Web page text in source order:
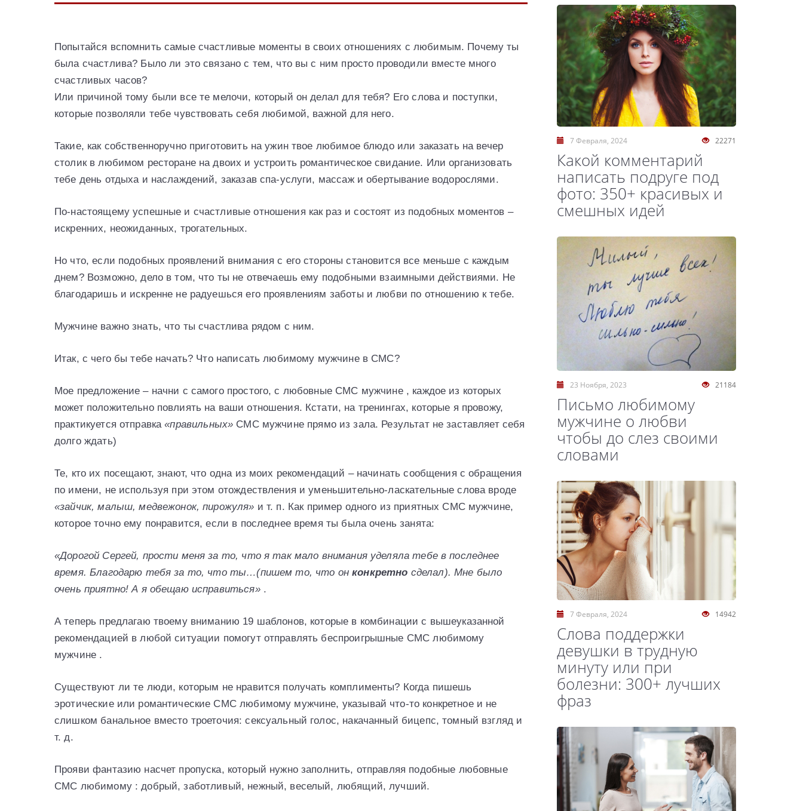
Попытайся вспомнить самые счастливые моменты в своих отношениях с любимым. Почему ты
была счастлива? Было ли это связано с тем, что вы с ним просто проводили вместе много
счастливых часов?
Или причиной тому были все те мелочи, который он делал для тебя? Его слова и поступки,
которые позволяли тебе чувствовать себя любимой, важной для него.
Такие, как собственноручно приготовить на ужин твое любимое блюдо или заказать на вечер
столик в любимом ресторане на двоих и устроить романтическое свидание. Или организовать
тебе день отдыха и наслаждений, заказав спа-услуги, массаж и обертывание водорослями.
По-настоящему успешные и счастливые отношения как раз и состоят из подобных моментов –
искренних, неожиданных, трогательных.
Но что, если подобных проявлений внимания с его стороны становится все меньше с каждым
днем? Возможно, дело в том, что ты не отвечаешь ему подобными взаимными действиями. Не
благодаришь и искренне не радуешься его проявлениям заботы и любви по отношению к тебе.
Мужчине важно знать, что ты счастлива рядом с ним.
Итак, с чего бы тебе начать? Что написать любимому мужчине в СМС?
Мое предложение – начни с самого простого, с любовные СМС мужчине , каждое из которых
может положительно повлиять на ваши отношения. Кстати, на тренингах, которые я провожу,
практикуется отправка«правильных» СМС мужчине прямо из зала. Результат не заставляет себя
долго ждать)
Те, кто их посещают, знают, что одна из моих рекомендаций – начинать сообщения с обращения
по имени, не используя при этом отождествления и уменьшительно-ласкательные слова вроде
«зайчик, малыш, медвежонок, пирожуля» и т. п. Как пример одного из приятных СМС мужчине,
которое точно ему понравится, если в последнее время ты была очень занята:
«Дорогой Сергей, прости меня за то, что я так мало внимания уделяла тебе в последнее
время. Благодарю тебя за то, что ты…(пишем то, что он конкретно сделал). Мне было
очень приятно! А я обещаю исправиться».
А теперь предлагаю твоему вниманию 19 шаблонов, которые в комбинации с вышеуказанной
рекомендацией в любой ситуации помогут отправлять беспроигрышные СМС любимому
мужчине .
Существуют ли те люди, которым не нравится получать комплименты? Когда пишешь
эротические или романтические СМС любимому мужчине, указывай что-то конкретное и не
слишком банальное вместо троеточия: сексуальный голос, накачанный бицепс, томный взгляд и
т. д.
Прояви фантазию насчет пропуска, который нужно заполнить, отправляя подобные любовные
СМС любимому : добрый, заботливый, нежный, веселый, любящий, лучший.
22271
7 Февраля, 2024
Какой комментарий
написать подруге под
фото: 350+ красивых и
смешных идей
21184
23 Ноября, 2023
Письмо любимому
мужчине о любви
чтобы до слез своими
словами
14942
7 Февраля, 2024
Слова поддержки
девушки в трудную
минуту или при
болезни: 300+ лучших
фраз